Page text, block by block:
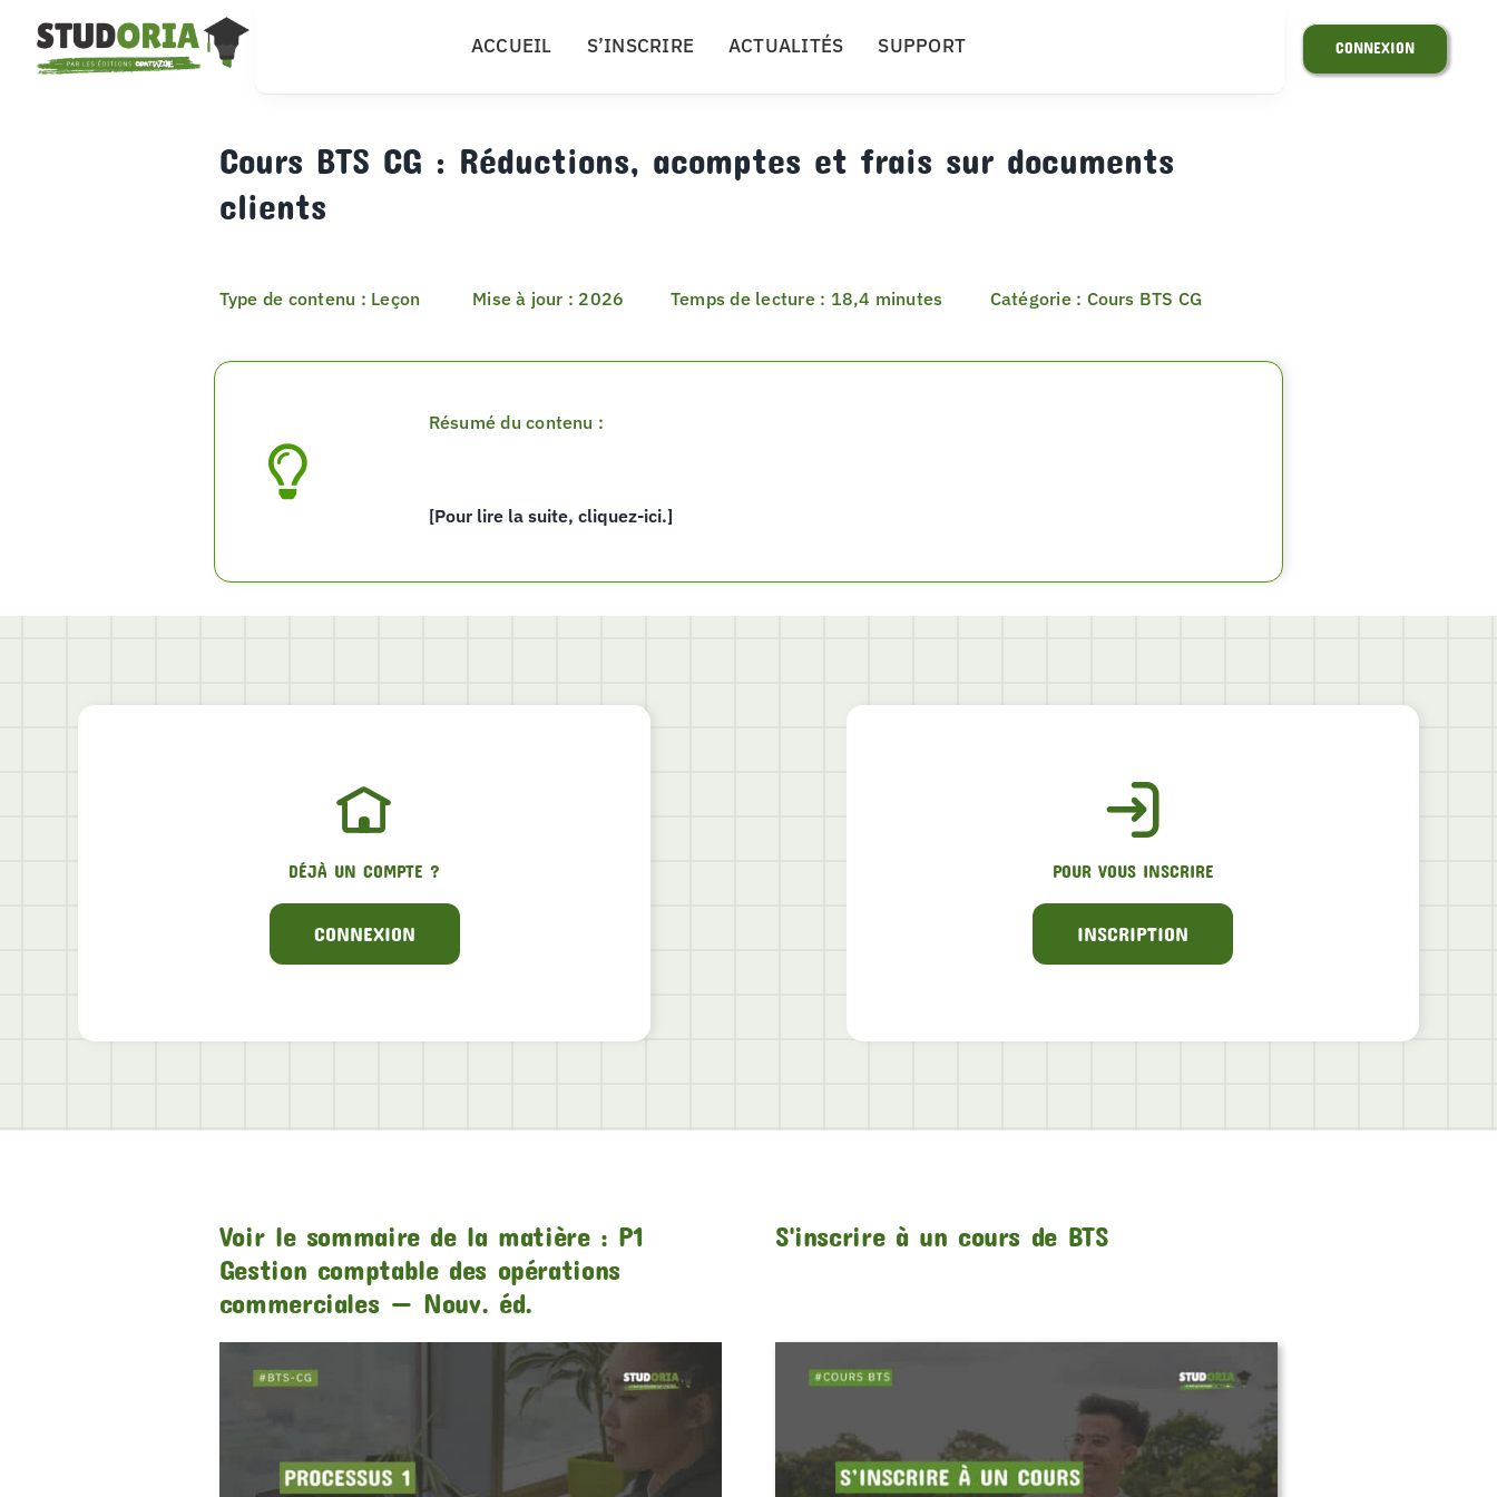
contenu
ACCUEIL S’INSCRIRE ACTUALITÉS SUPPORT CONNEXION
Cours BTS CG : Réductions, acomptes et frais sur documents
clients
Type de contenu : Leçon Mise à jour : 2026 Temps de lecture : 18,4 minutes Catégorie : Cours BTS CG
Résumé du contenu :
[Pour lire la suite, cliquez-ici.]
DÉJÀ UN COMPTE ?
CONNEXION
POUR VOUS INSCRIRE
INSCRIPTION
Voir le sommaire de la matière : P1
Gestion comptable des opérations
commerciales — Nouv. éd.
S'inscrire à un cours de BTS